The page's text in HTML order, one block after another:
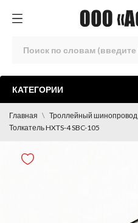
КАТЕГОРИИ
Главная Троллейный шинопровод
Толкатель HXTS-4 SBC-105